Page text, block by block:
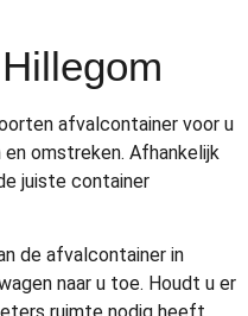
afvalcontainer voor u
omstreken. Afhankelijk
juiste container
de afvalcontainer in
naar u toe. Houdt u er